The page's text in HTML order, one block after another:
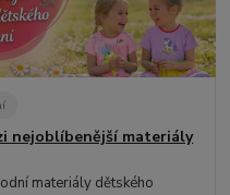
nejoblíbenější materiály
materiály dětského